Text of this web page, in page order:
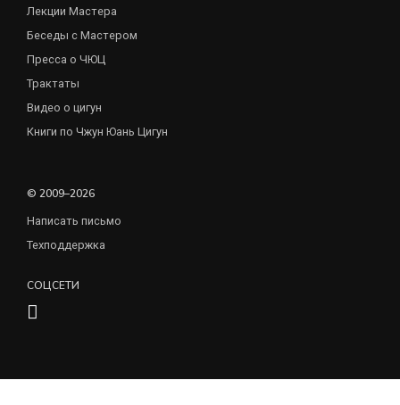
Лекции Мастера
Беседы с Мастером
Пресса о ЧЮЦ
Трактаты
Видео о цигун
Книги по Чжун Юань Цигун
© 2009–2026
Написать письмо
Техподдержка
СОЦСЕТИ